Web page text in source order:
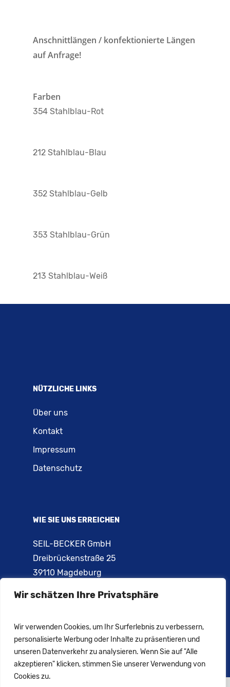
Wir schätzen Ihre Privatsphäre
Wir verwenden Cookies, um Ihr Surferlebnis zu verbessern,
personalisierte Werbung oder Inhalte zu präsentieren und
unseren Datenverkehr zu analysieren. Wenn Sie auf "Alle
akzeptieren" klicken, stimmen Sie unserer Verwendung von
Cookies zu.
Anschnittlängen / konfektionierte Längen
auf Anfrage!
Farben
354 Stahlblau-Rot
212 Stahlblau-Blau
352 Stahlblau-Gelb
353 Stahlblau-Grün
213 Stahlblau-Weiß
NÜTZLICHE LINKS
Über uns
Kontakt
Impressum
Datenschutz
WIE SIE UNS ERREICHEN
SEIL-BECKER GmbH
Dreibrückenstraße 25
39110 Magdeburg
Telefon: 0391 – 731 02 84
E-Mail:info@seil-becker.de